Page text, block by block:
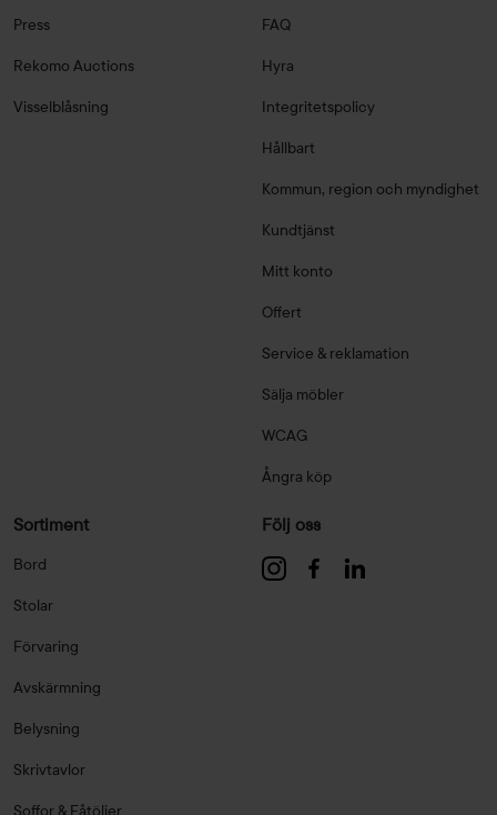
Press
Rekomo Auctions
Visselblåsning
FAQ
Hyra
Integritetspolicy
Hållbart
Kommun, region och myndighet
Kundtjänst
Mitt konto
Offert
Service & reklamation
Sälja möbler
WCAG
Ångra köp
Sortiment
Bord
Stolar
Förvaring
Avskärmning
Belysning
Skrivtavlor
Soffor & Fåtöljer
Följ oss